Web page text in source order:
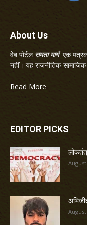
About Us
वेब पोर्टल समता मार्गएक
नहीं। यह राजनीतिक-
Read More
EDITOR PICKS